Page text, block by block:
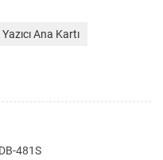
Yazıcı Ana Kartı
481S